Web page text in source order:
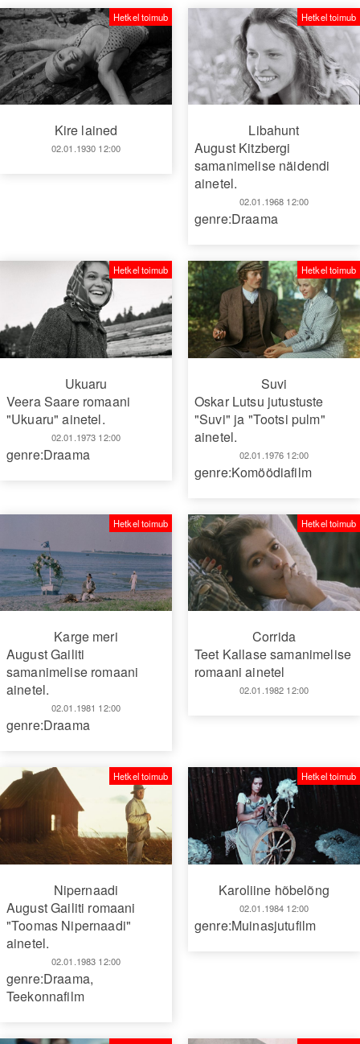
Kire lained
02.01.1930 12:00
Hetkel toimub
Libahunt
August Kitzbergi
samanimelise näidendi
ainetel.
02.01.1968 12:00
Hetkel toimub
genre:Draama
Ukuaru
Veera Saare romaani
"Ukuaru" ainetel.
02.01.1973 12:00
Hetkel toimub
genre:Draama
Suvi
Oskar Lutsu jutustuste
"Suvi" ja "Tootsi pulm"
ainetel.
02.01.1976 12:00
Hetkel toimub
genre:Komöödiafilm
Karge meri
August Gailiti
samanimelise romaani
ainetel.
02.01.1981 12:00
Hetkel toimub
genre:Draama
Corrida
Teet Kallase samanimelise
romaani ainetel
02.01.1982 12:00
Hetkel toimub
Nipernaadi
August Gailiti romaani
"Toomas Nipernaadi"
ainetel.
02.01.1983 12:00
Hetkel toimub
genre:Draama,
Teekonnafilm
Karoliine hõbelõng
02.01.1984 12:00
Hetkel toimub
genre:Muinasjutufilm